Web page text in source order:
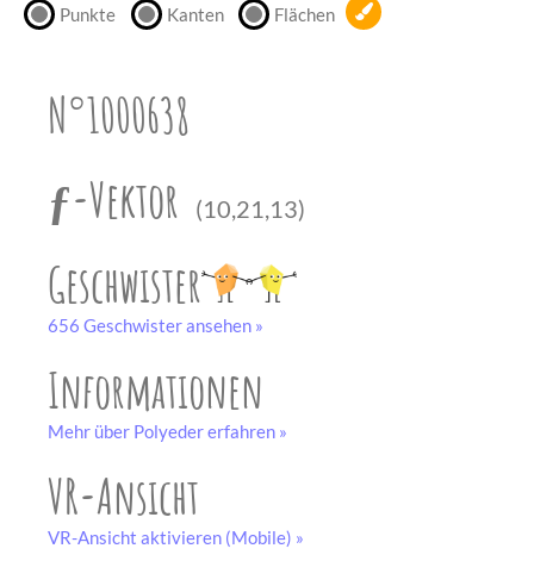
Punkte Kanten Flächen
N°1000638
ƒ-Vektor
(10,21,13)
Geschwister
656 Geschwister ansehen »
Informationen
Mehr über Polyeder erfahren »
VR-Ansicht
VR-Ansicht aktivieren (Mobile) »
Bastelbogen
unserem